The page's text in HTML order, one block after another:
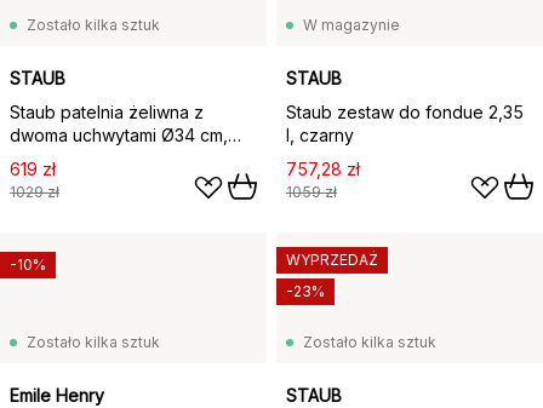
Zostało kilka sztuk
STAUB
Staub patelnia żeliwna z
dwoma uchwytami Ø34 cm,
Czarny
619 zł
1029 zł
W magazynie
STAUB
Staub zestaw do fondue 2,35
l, czarny
757,28 zł
1059 zł
Zostało kilka sztuk
Emile Henry
-10%
Zostało kilka sztuk
STAUB
WYPRZEDAŻ
-23%